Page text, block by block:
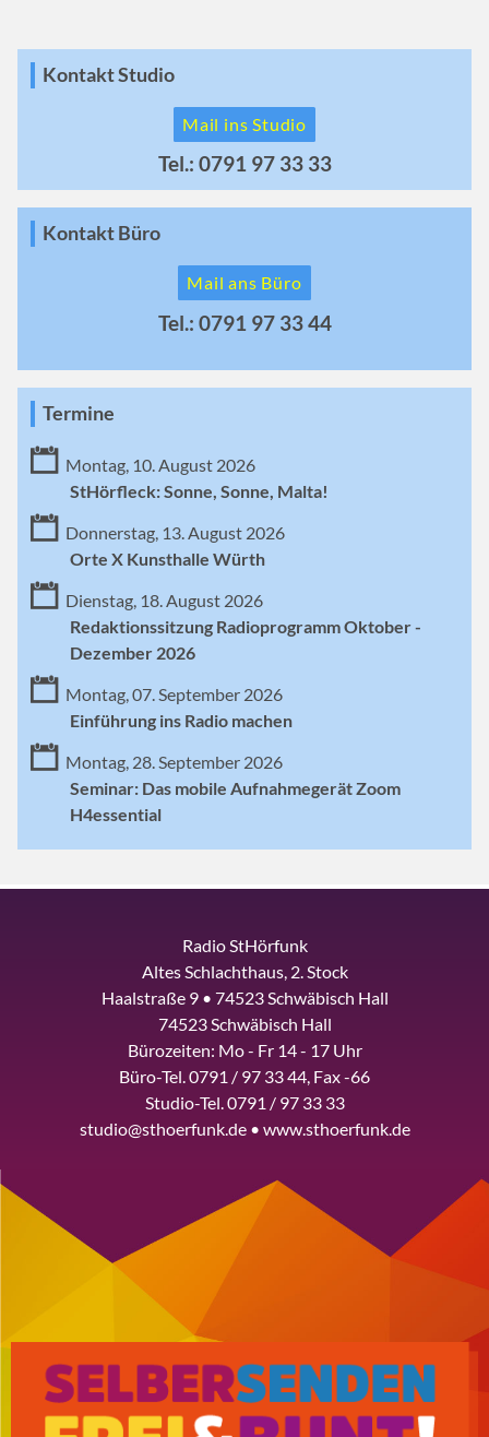
Kontakt Studio
Mail ins Studio
Tel.: 0791 97 33 33
Kontakt Büro
Mail ans Büro
Tel.: 0791 97 33 44
Termine
Montag, 10. August 2026
StHörfleck: Sonne, Sonne, Malta!
Donnerstag, 13. August 2026
Orte X Kunsthalle Würth
Dienstag, 18. August 2026
Redaktionssitzung Radioprogramm Oktober -
Dezember 2026
Montag, 07. September 2026
Einführung ins Radio machen
Montag, 28. September 2026
Seminar: Das mobile Aufnahmegerät Zoom
H4essential
Radio StHörfunk
Altes Schlachthaus, 2. Stock
Haalstraße 9 • 74523 Schwäbisch Hall
74523 Schwäbisch Hall
Bürozeiten: Mo - Fr 14 - 17 Uhr
Büro-Tel. 0791 / 97 33 44, Fax -66
Studio-Tel. 0791 / 97 33 33
studio@sthoerfunk.de • www.sthoerfunk.de